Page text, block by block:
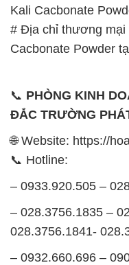
Kali Cacbonate
# Địa chỉ thương mại
Cacbonate Powder
📞 PHÒNG KINH
ĐẮC TRƯỜNG
🌐 Website: https://
📞 Hotline:
– 0933.920.505 –
– 028.3756.1835 –
028.3756.1841-
– 0932.660.696 –